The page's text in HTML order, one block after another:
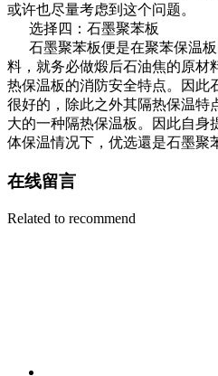
或许也尽量考虑到这个问题。
选择四：石墨聚苯板
石墨聚苯板便是在聚苯保温板
料，就务必做煅后石油焦的原材
热保温板的消防安全特点。因此
很好的，除此之外其隔热保温特
大的一种隔热保温板。因此自身
体保温情况下，优选還是石墨聚
在线留言
Related to recommend